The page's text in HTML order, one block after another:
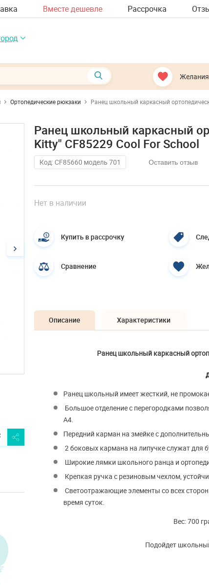
Вместе дешевле Рассрочка
Желания
Ортопедические рюкзаки Ранец школьный каркасный
Ранец школьный каркасный
Kitty" CF85229 Cool For School
Код: CF85660 модель 701 Оставить отзыв
Нет в наличии
Купить в рассрочку
Сравнение
Описание Характеристики
Ранец школьный каркасный
Ранец школьный имеет жесткий, не
Большое отделение с перегородками
А4.
Передний карман на змейке с
2 боковых кармана на липучке служат для
Широкие лямки школьного ранца и
Крепкая ручка с резиновым чехлом,
Светоотражающие элементы со всех
время суток.
Вес: 700
Подойдет